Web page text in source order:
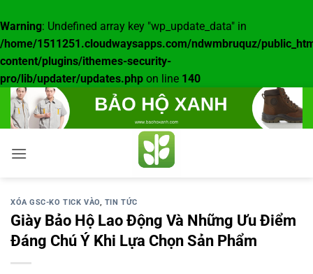
Warning: Undefined array key "wp_update_data" in
/home/1511251.cloudwaysapps.com/ndwmbruquz/
content/plugins/ithemes-security-
pro/lib/updater/updates.php on line 140
Bỏ
qua
nội
dung
XÓA GSC-KO TICK VÀO, TIN TỨC
Giày Bảo Hộ Lao Động Và Những Ưu Điểm
Đáng Chú Ý Khi Lựa Chọn Sản Phẩm